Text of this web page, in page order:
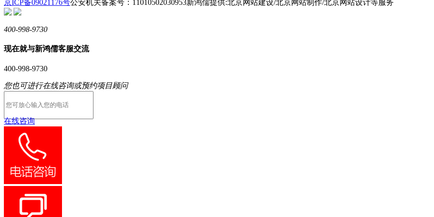
京ICP备09021176号公安机关备案号：11010502030953新鸿儒提供:北京网站建设/北京网站制作/北京网站设计等服务
400-998-9730
现在就与新鸿儒客服交流
400-998-9730
您也可进行在线咨询或预约项目顾问
在线咨询